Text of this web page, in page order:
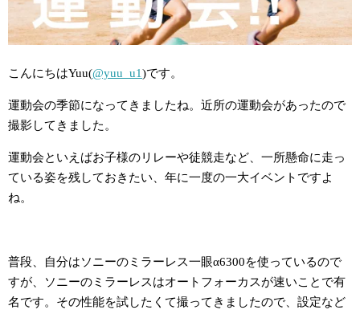
こんにちはYuu(@yuu_u1)です。
運動会の季節になってきましたね。近所の運動会があったので
撮影してきました。
運動会といえばお子様のリレーや徒競走など、一所懸命に走っ
ている姿を残しておきたい、年に一度の一大イベントですよ
ね。
普段、自分はソニーのミラーレス一眼α6300を使っているので
すが、ソニーのミラーレスはオートフォーカスが速いことで有
名です。その性能を試したくて撮ってきましたので、設定など